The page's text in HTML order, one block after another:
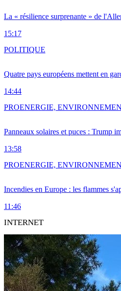
La « résilience surprenante » de
15:17
Quatre pays européens mettent en
14:44
POLITIQUE
Panneaux solaires et puces : Trump
13:58
PROENERGIE,
Incendies en Europe : les flammes
11:46
PROENERGIE,
INTERNET